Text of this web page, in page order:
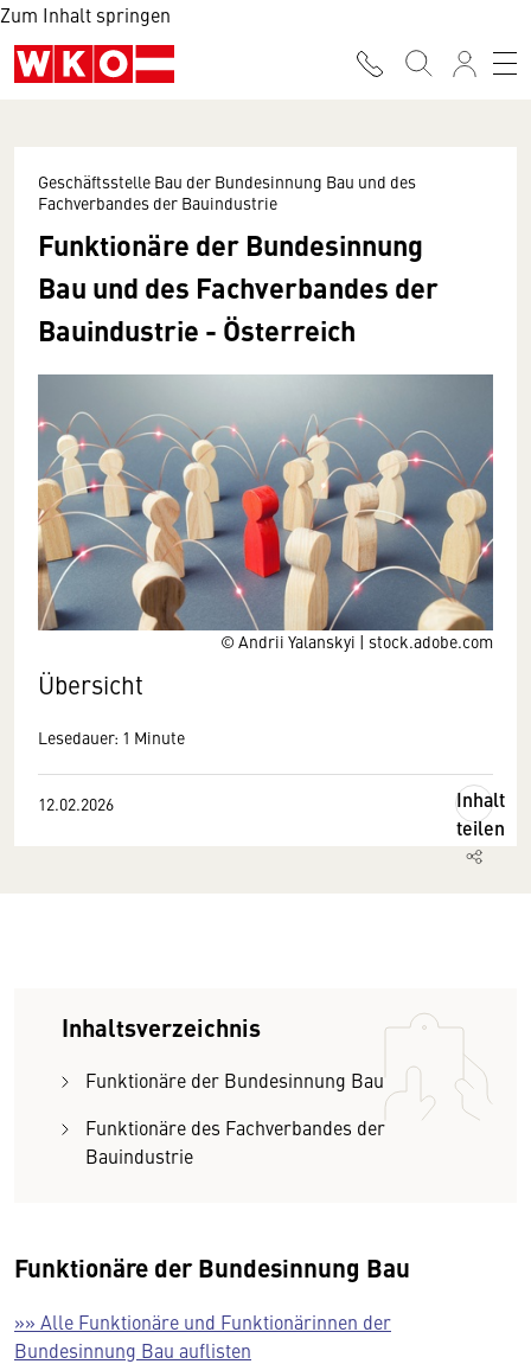
Zum Inhalt springen
© Andrii Yalanskyi | stock.adobe.com
Geschäftsstelle Bau der Bundesinnung Bau und des
Fachverbandes der Bauindustrie
Funktionäre der Bundesinnung
Bau und des Fachverbandes der
Bauindustrie - Österreich
Übersicht
Lesedauer: 1 Minute
12.02.2026
Inhalt
teilen
Inhaltsverzeichnis
Funktionäre der Bundesinnung Bau
Funktionäre des Fachverbandes der
Bauindustrie
Funktionäre der Bundesinnung Bau
»» Alle Funktionäre und Funktionärinnen der
Bundesinnung Bau auflisten